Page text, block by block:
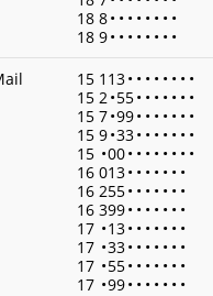
18 8• • • • • • • •
18 9• • • • • • • •
15 113• • • • • • • •
15 2•55• • • • • • •
15 7•99• • • • • • •
15 9•33• • • • • • •
15 •00• • • • • • • •
16 013• • • • • • •
16 255• • • • • • •
16 399• • • • • • •
17 •13• • • • • • •
17 •33• • • • • • •
17 •55• • • • • • •
17 •99• • • • • • •